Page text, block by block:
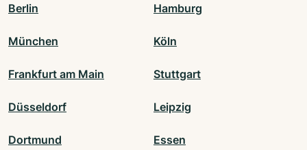
Berlin Hamburg
München Köln
Frankfurt am Main Stuttgart
Düsseldorf Leipzig
Dortmund Essen